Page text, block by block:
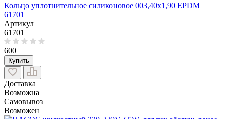
Кольцо уплотнительное силиконовое 003,40x1,90 EPDM
61701
Артикул
61701
600
Купить
Доставка
Возможна
Самовывоз
Возможен